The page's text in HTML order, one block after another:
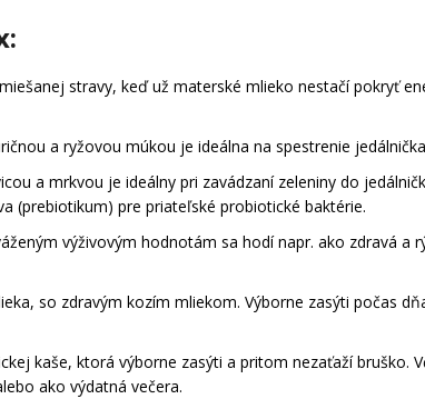
stravy, keď už materské mlieko nestačí pokryť
a ryžovou múkou je ideálna na spestrenie
a mrkvou je ideálny pri zavádzaní zeleniny do
(prebiotikum) pre priateľské probiotické baktérie.
výživovým hodnotám sa hodí napr. ako zdravá a
so zdravým kozím mliekom. Výborne zasýti počas
kaše, ktorá výborne zasýti a pritom nezaťaží bruško.
ako výdatná večera.